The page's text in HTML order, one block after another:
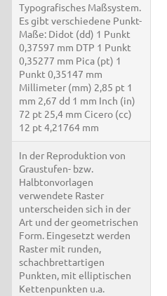
Typografisches Maßsystem.
Es gibt verschiedene Punkt-
Maße: Didot (dd) 1 Punkt
0,37597 mm DTP 1 Punkt
0,35277 mm Pica (pt) 1
Punkt 0,35147 mm
Millimeter (mm) 2,85 pt 1
mm 2,67 dd 1 mm Inch (in)
72 pt 25,4 mm Cicero (cc)
12 pt 4,21764 mm
In der Reproduktion von
Graustufen- bzw.
Halbtonvorlagen
verwendete Raster
unterscheiden sich in der
Art und der geometrischen
Form. Eingesetzt werden
Raster mit runden,
schachbrettartigen
Punkten, mit elliptischen
Kettenpunkten u.a.